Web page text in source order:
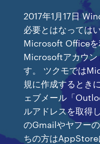
2017年1月17日
必要とはなっては
Microsoft Officeを
Microsoftアカウン
す。 ツクモでは
規に作成するとき
ェブメール「
ルアドレスを取得
のGmailやヤフー
ちの方はAppStore